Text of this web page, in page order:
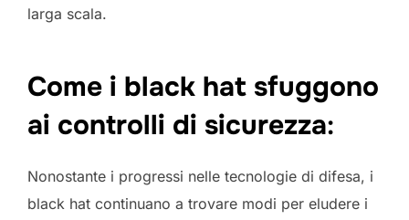
larga scala.
Come i black hat sfuggono
ai controlli di sicurezza:
Nonostante i progressi nelle tecnologie di difesa, i
black hat continuano a trovare modi per eludere i